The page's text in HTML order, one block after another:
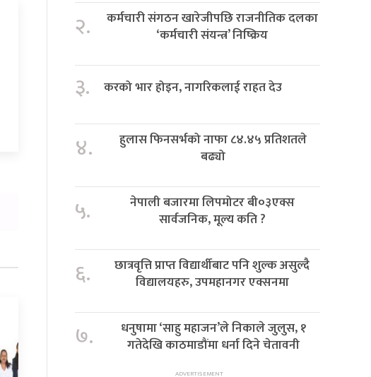
२.
कर्मचारी संगठन खारेजीपछि राजनीतिक दलका
‘कर्मचारी संयन्त्र’ निष्क्रिय
३. करको भार होइन, नागरिकलाई राहत देउ
४.
हुलास फिनसर्भको नाफा ८४.४५ प्रतिशतले
बढ्यो
५.
नेपाली बजारमा लिपमोटर बी०३एक्स
सार्वजनिक, मूल्य कति ?
६.
छात्रवृत्ति प्राप्त विद्यार्थीबाट पनि शुल्क असुल्दै
विद्यालयहरु, उपमहानगर एक्सनमा
७.
धनुषामा ‘साहु महाजन’ले निकाले जुलुस, १
गतेदेखि काठमाडौंमा धर्ना दिने चेतावनी